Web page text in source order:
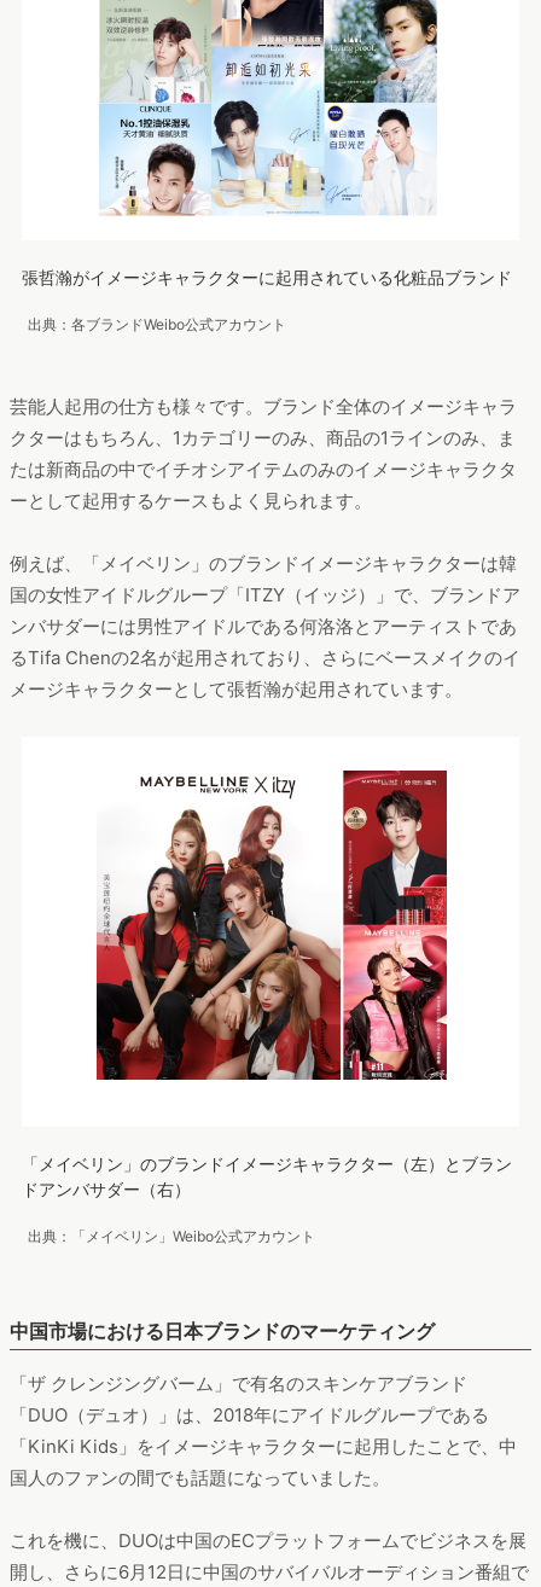
張哲瀚がイメージキャラクターに起用されている化粧品ブランド
出典：各ブランドWeibo公式アカウント
芸能人起用の仕方も様々です。ブランド全体のイメージキャラ
クターはもちろん、1カテゴリーのみ、商品の1ラインのみ、ま
たは新商品の中でイチオシアイテムのみのイメージキャラクタ
ーとして起用するケースもよく見られます。
例えば、「メイベリン」のブランドイメージキャラクターは韓
国の女性アイドルグループ「ITZY（イッジ）」で、ブランドア
ンバサダーには男性アイドルである何洛洛とアーティストであ
るTifa Chenの2名が起用されており、さらにベースメイクのイ
メージキャラクターとして張哲瀚が起用されています。
「メイベリン」のブランドイメージキャラクター（左）とブラン
ドアンバサダー（右）
出典：「メイベリン」Weibo公式アカウント
中国市場における日本ブランドのマーケティング
「ザ クレンジングバーム」で有名のスキンケアブランド
「DUO（デュオ）」は、2018年にアイドルグループである
「KinKi Kids」をイメージキャラクターに起用したことで、中
国人のファンの間でも話題になっていました。
これを機に、DUOは中国のECプラットフォームでビジネスを展
開し、さらに6月12日に中国のサバイバルオーディション番組で